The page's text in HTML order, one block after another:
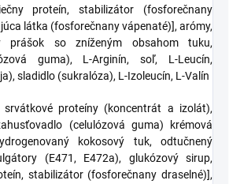
proteín, stabilizátor (fosforečnany
látka (fosforečnany vápenaté)], arómy,
prášok so zníženým obsahom tuku,
guma), L-Arginín, soľ, L-Leucín,
sladidlo (sukralóza), L-Izoleucín, L-Valín
srvátkové proteíny (koncentrát a izolát),
(celulózová guma) krémová
kokosový tuk, odtučnený
(E471, E472a), glukózový sirup,
stabilizátor (fosforečnany draselné)],